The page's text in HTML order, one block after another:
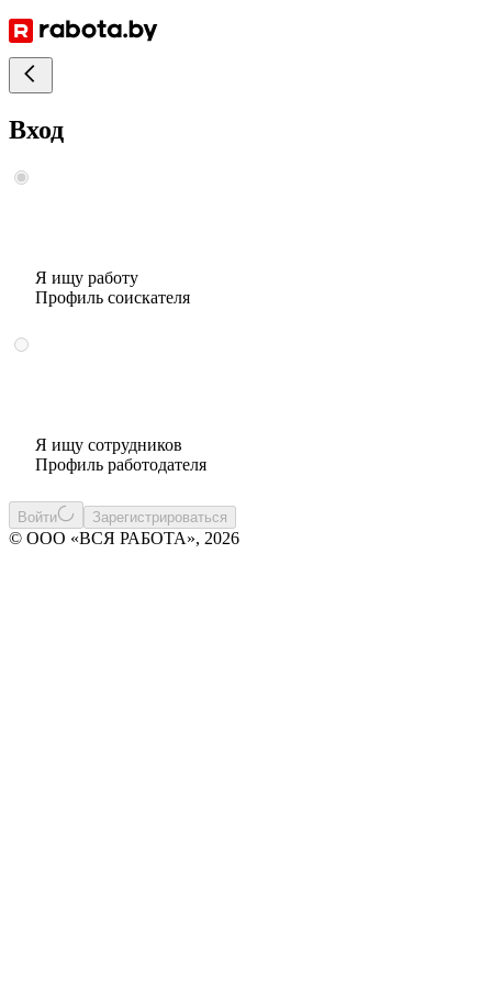
Вход
Я ищу работу
Профиль соискателя
Я ищу сотрудников
Профиль работодателя
Войти Зарегистрироваться
© ООО «ВСЯ РАБОТА», 2026